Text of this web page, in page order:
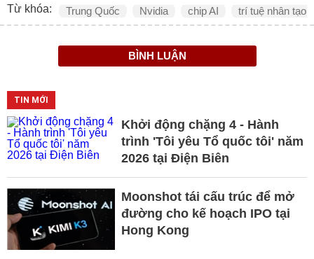
Từ khóa: Trung Quốc Nvidia chip AI trí tuệ nhân tạo
BÌNH LUẬN
TIN MỚI
Khởi động chặng 4 - Hành
trình 'Tôi yêu Tổ quốc tôi' năm
2026 tại Điện Biên
Moonshot tái cấu trúc để mở
đường cho kế hoạch IPO tại
Hong Kong